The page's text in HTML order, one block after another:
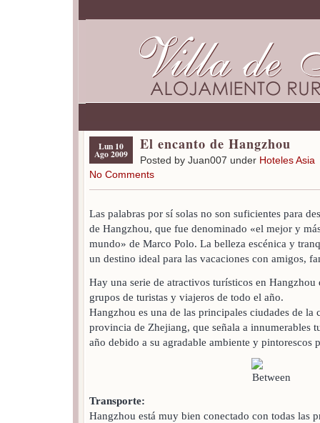
Lun 10
Ago 2009
El encanto de Hangzhou
Posted by Juan007 under Hoteles Asia
No Comments
Las palabras por sí solas no son suficientes para
de Hangzhou, que fue denominado «el mejor y
mundo» de Marco Polo. La belleza escénica y
un destino ideal para las vacaciones con amigos,
Hay una serie de atractivos turísticos en Hangzhou
grupos de turistas y viajeros de todo el año.
Hangzhou es una de las principales ciudades de la
provincia de Zhejiang, que señala a innumerables
año debido a su agradable ambiente y pintorescos
Transporte:
Hangzhou está muy bien conectado con todas las